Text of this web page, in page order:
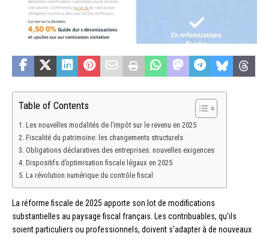
Table of Contents
Les nouvelles modalités de l’impôt sur le revenu en 2025
Fiscalité du patrimoine: les changements structurels
Obligations déclaratives des entreprises: nouvelles exigences
Dispositifs d’optimisation fiscale légaux en 2025
La révolution numérique du contrôle fiscal
La réforme fiscale de 2025 apporte son lot de modifications
substantielles au paysage fiscal français. Les contribuables, qu’ils
soient particuliers ou professionnels, doivent s’adapter à de nouveaux